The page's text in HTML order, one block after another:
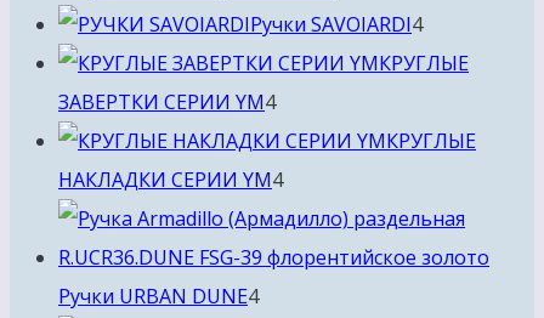
товара
Ручки SAVOIARDI44
товара
КРУГЛЫЕ
ЗАВЕРТКИ СЕРИИ YM44
товара
КРУГЛЫЕ
НАКЛАДКИ СЕРИИ YM44
товара
Ручки URBAN DUNE44